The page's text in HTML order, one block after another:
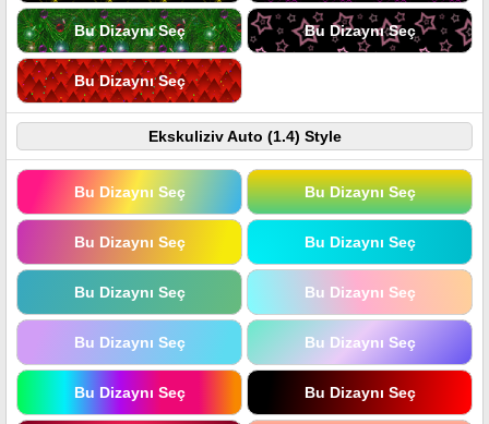
Bu Dizaynı Seç Bu Dizaynı Seç
Bu Dizaynı Seç
Ekskuliziv Auto (1.4) Style
Bu Dizaynı Seç Bu Dizaynı Seç
Bu Dizaynı Seç Bu Dizaynı Seç
Bu Dizaynı Seç Bu Dizaynı Seç
Bu Dizaynı Seç Bu Dizaynı Seç
Bu Dizaynı Seç Bu Dizaynı Seç